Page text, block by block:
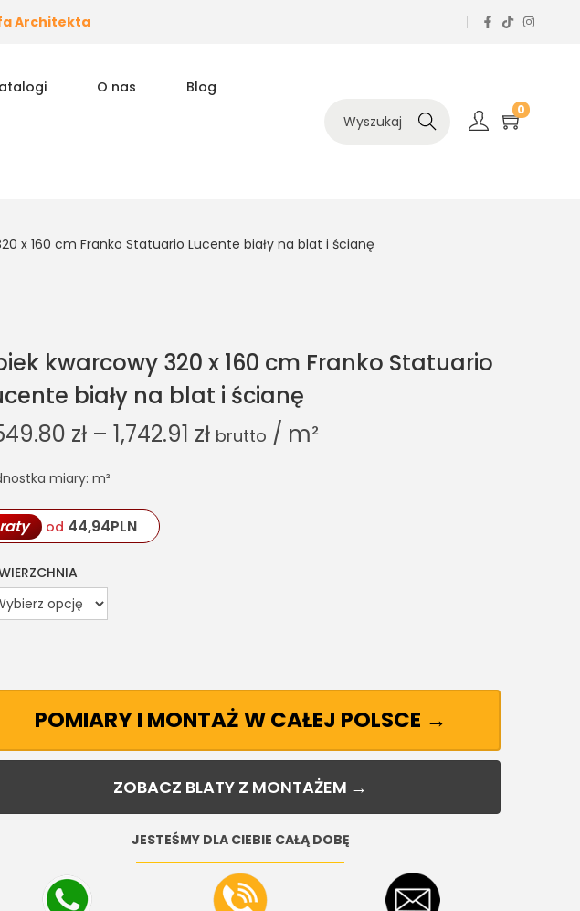
Architekta
O nas Blog
Szukaj
0
x 160 cm Franko Statuario Lucente biały na blat i ścianę
kwarcowy 320 x 160 cm Franko Statuario
biały na blat i ścianę
zł – 1,742.91 zł brutto / m²
miary: m²
raty od 44,94PLN
POMIARY I MONTAŻ W CAŁEJ POLSCE →
ZOBACZ BLATY Z MONTAŻEM →
JESTEŚMY DLA CIEBIE CAŁĄ DOBĘ